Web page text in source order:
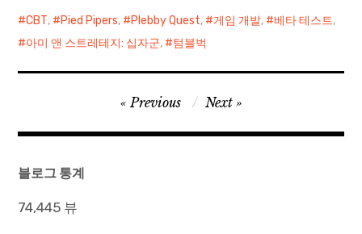
중...
CBT, Pied Pipers, Plebby Quest, 게임 개발, 베타 테스트,
아미 앤 스트레테지: 십자군, 텀블벅
탐
Previous Next
블로그 통계
74,445 뷰